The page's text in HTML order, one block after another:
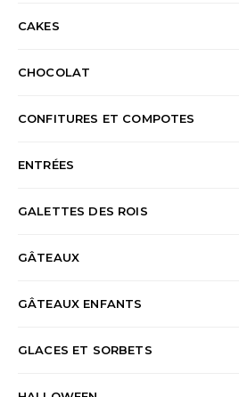
CAKES
CHOCOLAT
CONFITURES ET COMPOTES
ENTRÉES
GALETTES DES ROIS
GÂTEAUX
GÂTEAUX ENFANTS
GLACES ET SORBETS